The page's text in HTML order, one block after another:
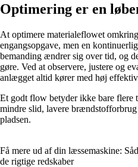
Optimering er en
At optimere materialeflowet
engangsopgave, men en
bemanding ændrer sig over tid, og
gøre. Ved at observere, justere og
anlægget altid kører med høj
Et godt flow betyder ikke bare flere
mindre slid, lavere brændstofforbrug
pladsen.
Få mere ud af din læssemaskine:
de rigtige redskaber